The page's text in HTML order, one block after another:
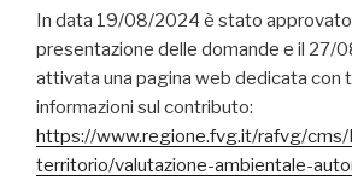
In data 19/08/2024 è stato approvato
presentazione delle domande e il 27/
attivata una pagina web dedicata con
informazioni sul contributo:
https://www.regione.fvg.it/rafvg/cms/
territorio/valutazione-ambientale-